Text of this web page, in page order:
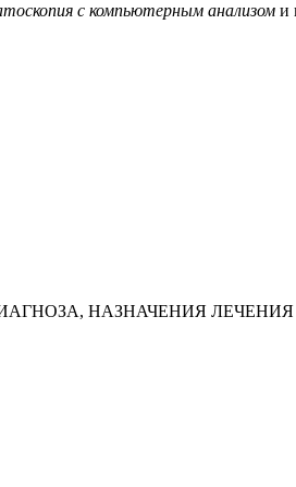
с компьютерным анализом и
НАЗНАЧЕНИЯ ЛЕЧЕНИЯ